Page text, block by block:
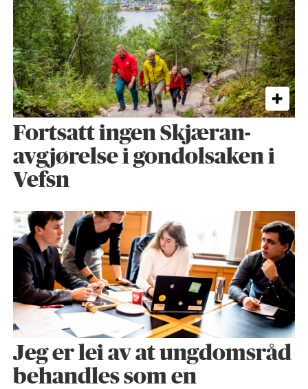
Fortsatt ingen Skjæran-
avgjørelse i gondolsaken i
Vefsn
Jeg er lei av at ungdomsråd
behandles som en